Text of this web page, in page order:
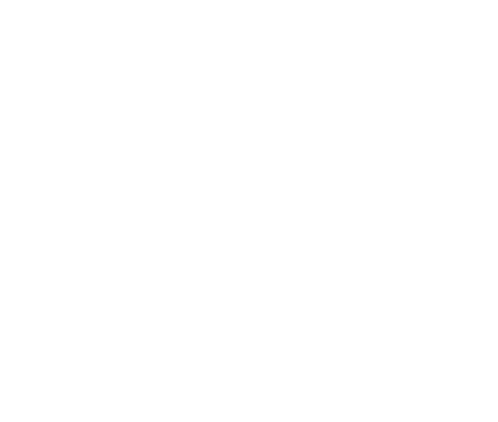
· CHARCUTERIE MAISON · CAVE DE SÉCHAGE